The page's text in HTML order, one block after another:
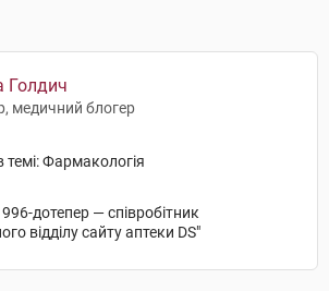
Голдич
медичний блогер
темі: Фармакологія
дотепер — співробітник
відділу сайту аптеки DS"